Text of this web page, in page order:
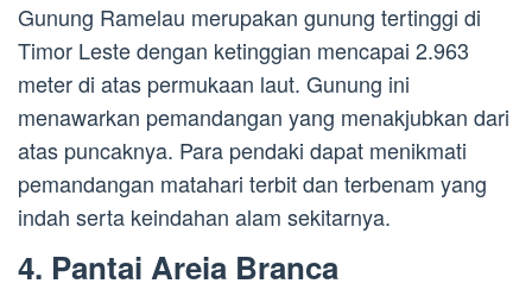
Gunung Ramelau merupakan gunung tertinggi di
Timor Leste dengan ketinggian mencapai 2.963
meter di atas permukaan laut. Gunung ini
menawarkan pemandangan yang menakjubkan dari
atas puncaknya. Para pendaki dapat menikmati
pemandangan matahari terbit dan terbenam yang
indah serta keindahan alam sekitarnya.
4. Pantai Areia Branca